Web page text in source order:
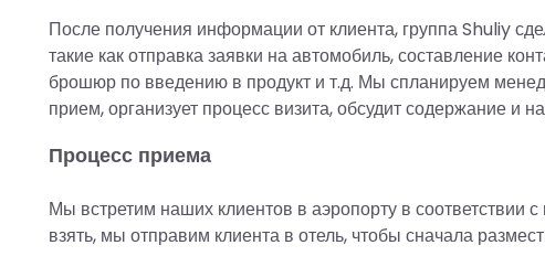
После получения информации от клиента, группа Shuliy
такие как отправка заявки на автомобиль, составление
брошюр по введению в продукт и т.д. Мы спланируем
прием, организует процесс визита, обсудит содержание и
Процесс приема
Мы встретим наших клиентов в аэропорту в соответствии
взять, мы отправим клиента в отель, чтобы сначала